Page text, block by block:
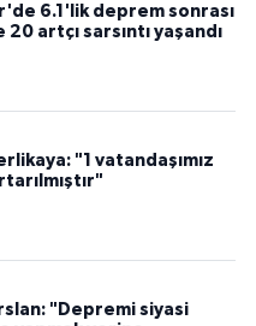
6.1'lik deprem sonrası
artçı sarsıntı yaşandı
"1 vatandaşımız
"Depremi siyasi